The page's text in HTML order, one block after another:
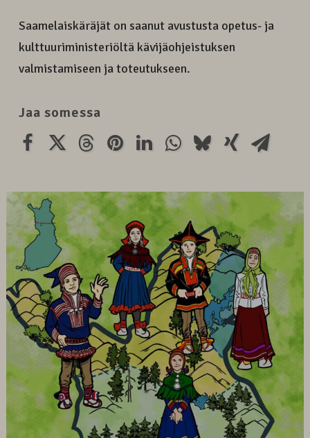
Saamelaiskäräjät on saanut avustusta opetus- ja
kulttuuriministeriöltä kävijäohjeistuksen
valmistamiseen ja toteutukseen.
Jaa somessa